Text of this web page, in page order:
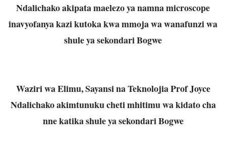
Ndalichako akipata maelezo ya namna microscope
inavyofanya kazi kutoka kwa mmoja wa wanafunzi wa
shule ya sekondari Bogwe
Waziri wa Elimu, Sayansi na Teknolojia Prof Joyce
Ndalichako akimtunuku cheti mhitimu wa kidato cha
nne katika shule ya sekondari Bogwe